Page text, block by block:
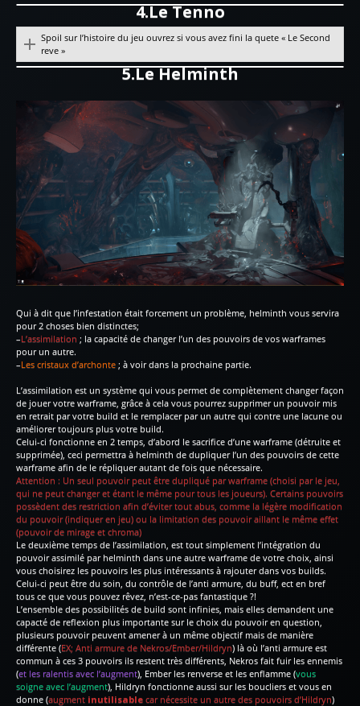
4.Le Tenno
Spoil sur l’histoire du jeu ouvrez si vous avez fini la quete « Le Second
reve »
5.Le Helminth
Qui à dit que l’infestation était forcement un problème, helminth vous servira
pour 2 choses bien distinctes;
–L’assimilation ; la capacité de changer l’un des pouvoirs de vos warframes
pour un autre.
–Les cristaux d’archonte ; à voir dans la prochaine partie.
L’assimilation est un système qui vous permet de complètement changer façon
de jouer votre warframe, grâce à cela vous pourrez supprimer un pouvoir mis
en retrait par votre build et le remplacer par un autre qui contre une lacune ou
améliorer toujours plus votre build.
Celui-ci fonctionne en 2 temps, d’abord le sacrifice d’une warframe (détruite et
supprimée), ceci permettra à helminth de dupliquer l’un des pouvoirs de cette
warframe afin de le répliquer autant de fois que nécessaire.
Attention : Un seul pouvoir peut être dupliqué par warframe (choisi par le jeu,
qui ne peut changer et étant le même pour tous les joueurs). Certains pouvoirs
possèdent des restriction afin d’éviter tout abus, comme la légère modification
du pouvoir (indiquer en jeu) ou la limitation des pouvoir aillant le même effet
(pouvoir de mirage et chroma)
Le deuxième temps de l’assimilation, est tout simplement l’intégration du
pouvoir assimilé par helminth dans une autre warframe de votre choix, ainsi
vous choisirez les pouvoirs les plus intéressants à rajouter dans vos builds.
Celui-ci peut être du soin, du contrôle de l’anti armure, du buff, ect en bref
tous ce que vous pouvez rêvez, n’est-ce-pas fantastique ?!
L’ensemble des possibilités de build sont infinies, mais elles demandent une
capacté de reflexion plus importante sur le choix du pouvoir en question,
plusieurs pouvoir peuvent amener à un même objectif mais de manière
différente (EX; Anti armure de Nekros/Ember/Hildryn) là où l’anti armure est
commun à ces 3 pouvoirs ils restent très différents, Nekros fait fuir les ennemis
(et les ralentis avec l’augment), Ember les renverse et les enflamme (vous
soigne avec l’augment), Hildryn fonctionne aussi sur les boucliers et vous en
donne (augment inutilisable car nécessite un autre des pouvoirs d’Hildryn)